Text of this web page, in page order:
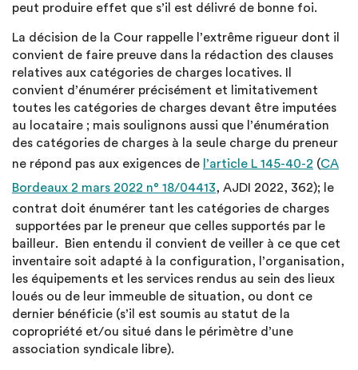
peut produire effet que s’il est délivré de bonne foi.
La décision de la Cour rappelle l’extrême rigueur dont il
convient de faire preuve dans la rédaction des clauses
relatives aux catégories de charges locatives. Il
convient d’énumérer précisément et limitativement
toutes les catégories de charges devant être imputées
au locataire ; mais soulignons aussi que l’énumération
des catégories de charges à la seule charge du preneur
ne répond pas aux exigences de l’article L 145-40-2 (CA
Bordeaux 2 mars 2022 n° 18/04413, AJDI 2022, 362); le
contrat doit énumérer tant les catégories de charges
supportées par le preneur que celles supportés par le
bailleur. Bien entendu il convient de veiller à ce que cet
inventaire soit adapté à la configuration, l’organisation,
les équipements et les services rendus au sein des lieux
loués ou de leur immeuble de situation, ou dont ce
dernier bénéficie (s’il est soumis au statut de la
copropriété et/ou situé dans le périmètre d’une
association syndicale libre).